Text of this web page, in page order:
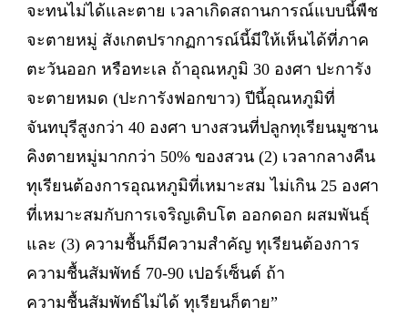
จะทนไม่ได้และตาย เวลาเกิดสถานการณ์แบบนี้พืช
จะตายหมู่ สังเกตปรากฏการณ์นี้มีให้เห็นได้ที่ภาค
ตะวันออก หรือทะเล ถ้าอุณหภูมิ 30 องศา ปะการัง
จะตายหมด (ปะการังฟอกขาว) ปีนี้อุณหภูมิที่
จันทบุรีสูงกว่า 40 องศา บางสวนที่ปลูกทุเรียนมูซาน
คิงตายหมู่มากกว่า 50% ของสวน (2) เวลากลางคืน
ทุเรียนต้องการอุณหภูมิที่เหมาะสม ไม่เกิน 25 องศา
ที่เหมาะสมกับการเจริญเติบโต ออกดอก ผสมพันธุ์
และ (3) ความชื้นก็มีความสำคัญ ทุเรียนต้องการ
ความชื้นสัมพัทธ์ 70-90 เปอร์เซ็นต์ ถ้า
ความชื้นสัมพัทธ์ไม่ได้ ทุเรียนก็ตาย”